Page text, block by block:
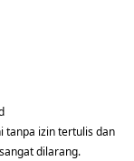
tanpa izin tertulis dan
dilarang.